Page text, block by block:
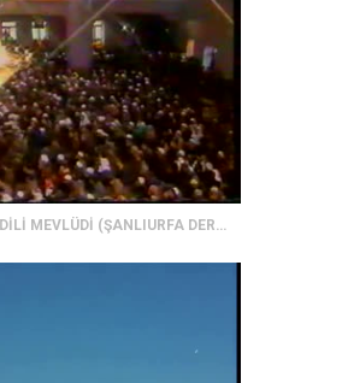
REGAİP KANDİLİ MEVLÜDİ (ŞANLIURFA DERGAH CAMİİ)